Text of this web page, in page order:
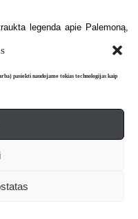
pasiekti naudojame tokias technologijas kaip
legenda apie Palemoną,
su romėnų kariais atvyko prie
R. Jasas. – Vilnius: Vaga,
Kazimieras Sarbievijus
lyrinių eilėraščių knygos“ (lot.
Gedimino pilį lygino su